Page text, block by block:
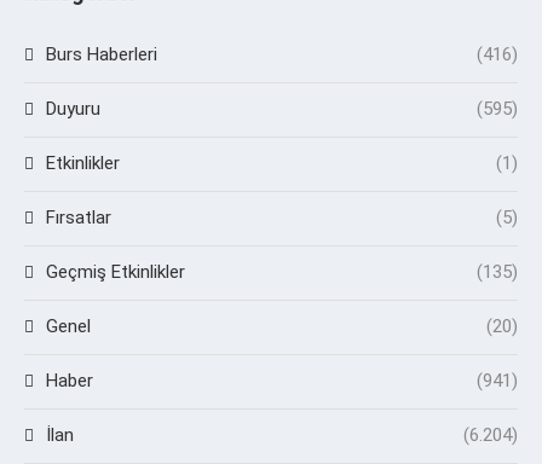
Burs Haberleri (416)
Duyuru (595)
Etkinlikler (1)
Fırsatlar (5)
Geçmiş Etkinlikler (135)
Genel (20)
Haber (941)
İlan (6.204)